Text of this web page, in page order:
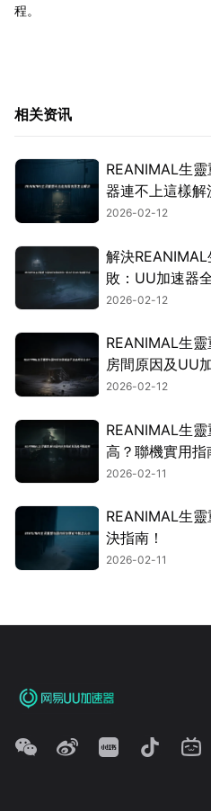
程。
相关资讯
REANIMAL生
器連不上這樣解
2026-02-12
解決
敗：UU加速器
2026-02-12
REANIMAL生
房間原因及UU
2026-02-12
REANIMAL生
高？聯機實用指
2026-02-11
REANIMAL生
決指南！
2026-02-11